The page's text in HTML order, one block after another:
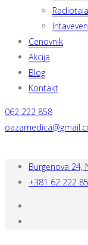
Cenovnik
Akcija
Blog
Kontakt
062 222 858
Burgenova 24,
+381 62 222